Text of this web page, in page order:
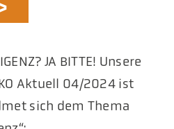
JA BITTE! Unsere
Aktuell 04/2024 ist
sich dem Thema